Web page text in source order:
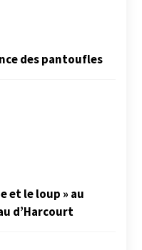
des pantoufles
et le loup » au
d’Harcourt